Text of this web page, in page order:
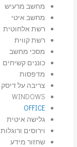
מחשב מרעיש
מחשב איטי
רשת אלחוטית
רשת קווית
מסכי מחשב
כוננים קשיחים
מדפסות
צריבה על דיסק
WINDOWS
OFFICE
גלישה איטית
וירוסים ורוגלות
שחזור מידע